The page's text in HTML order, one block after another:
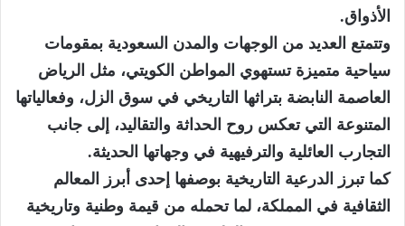
الأذواق.
وتتمتع العديد من الوجهات والمدن السعودية بمقومات
سياحية متميزة تستهوي المواطن الكويتي، مثل الرياض
العاصمة النابضة بتراثها التاريخي في سوق الزل، وفعالياتها
المتنوعة التي تعكس روح الحداثة والتقاليد، إلى جانب
التجارب العائلية والترفيهية في وجهاتها الحديثة.
كما تبرز الدرعية التاريخية بوصفها إحدى أبرز المعالم
الثقافية في المملكة، لما تحمله من قيمة وطنية وتاريخية